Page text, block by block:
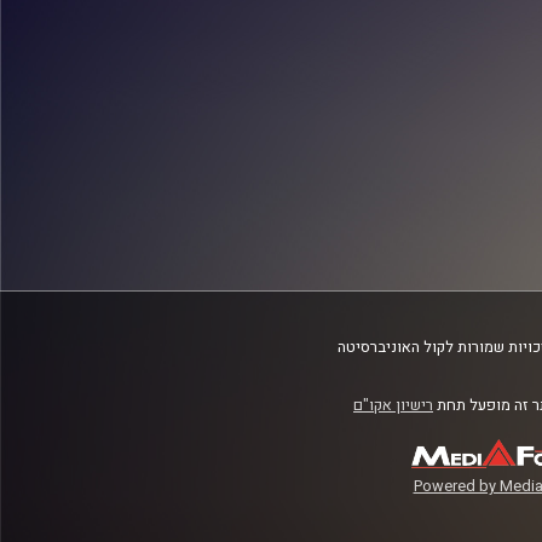
שמורות לקול האוניברסיטה
זה מופעל תחת רישיון אקו"ם
Powered by